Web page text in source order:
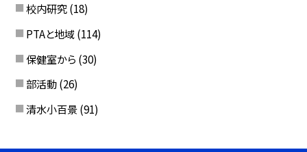
校内研究 (18)
PTAと地域 (114)
保健室から (30)
部活動 (26)
清水小百景 (91)